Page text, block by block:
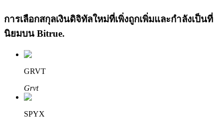
เรียนรู้ Staking
เรียนรู้เกี่ยวกับการสร้างรายได้แบบพาสซีฟ
การเลือกสกุลเงินดิจิทัลใหม่ที่เพิ่งถูกเพิ่มและกำลังเป็นที่
นิยมบน Bitrue.
GRVT
Grvt
SPYX